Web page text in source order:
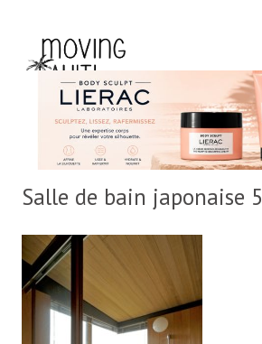
Salle de bain japonaise 5